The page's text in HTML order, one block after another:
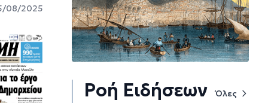
08/2025
Ροή Ειδήσεων Όλες